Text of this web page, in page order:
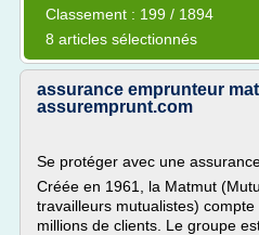
Classement : 199 / 1894
8 articles sélectionnés
assurance emprunteur
assuremprunt.com
Se protéger avec une
Créée en 1961, la Matmut
travailleurs mutualistes)
millions de clients. Le groupe